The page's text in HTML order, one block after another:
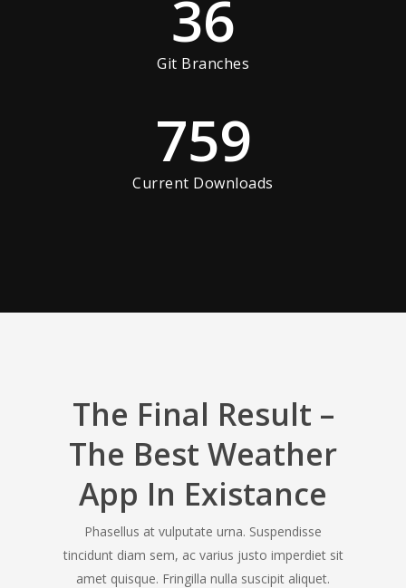
36
Git Branches
759
Current Downloads
The Final Result –
The Best Weather
App In Existance
Phasellus at vulputate urna. Suspendisse
tincidunt diam sem, ac varius justo imperdiet sit
amet quisque. Fringilla nulla suscipit aliquet.